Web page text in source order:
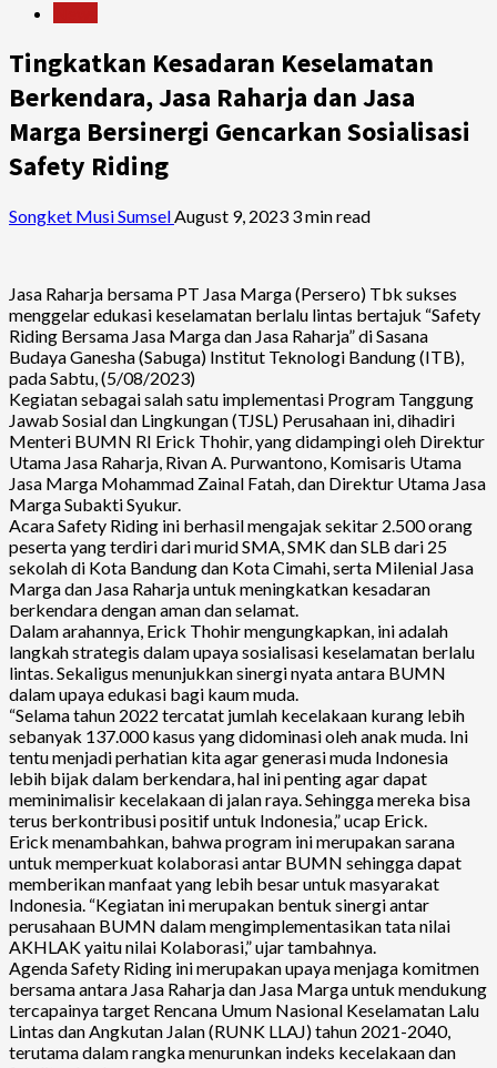
Tingkatkan Kesadaran Keselamatan
Berkendara, Jasa Raharja dan Jasa
Marga Bersinergi Gencarkan Sosialisasi
Safety Riding
Songket Musi SumselAugust 9, 2023 3 min read
Jasa Raharja bersama PT Jasa Marga (Persero) Tbk sukses
menggelar edukasi keselamatan berlalu lintas bertajuk “Safety
Riding Bersama Jasa Marga dan Jasa Raharja” di Sasana
Budaya Ganesha (Sabuga) Institut Teknologi Bandung (ITB),
pada Sabtu, (5/08/2023)
Kegiatan sebagai salah satu implementasi Program Tanggung
Jawab Sosial dan Lingkungan (TJSL) Perusahaan ini, dihadiri
Menteri BUMN RI Erick Thohir, yang didampingi oleh Direktur
Utama Jasa Raharja, Rivan A. Purwantono, Komisaris Utama
Jasa Marga Mohammad Zainal Fatah, dan Direktur Utama Jasa
Marga Subakti Syukur.
Acara Safety Riding ini berhasil mengajak sekitar 2.500 orang
peserta yang terdiri dari murid SMA, SMK dan SLB dari 25
sekolah di Kota Bandung dan Kota Cimahi, serta Milenial Jasa
Marga dan Jasa Raharja untuk meningkatkan kesadaran
berkendara dengan aman dan selamat.
Dalam arahannya, Erick Thohir mengungkapkan, ini adalah
langkah strategis dalam upaya sosialisasi keselamatan berlalu
lintas. Sekaligus menunjukkan sinergi nyata antara BUMN
dalam upaya edukasi bagi kaum muda.
“Selama tahun 2022 tercatat jumlah kecelakaan kurang lebih
sebanyak 137.000 kasus yang didominasi oleh anak muda. Ini
tentu menjadi perhatian kita agar generasi muda Indonesia
lebih bijak dalam berkendara, hal ini penting agar dapat
meminimalisir kecelakaan di jalan raya. Sehingga mereka bisa
terus berkontribusi positif untuk Indonesia,” ucap Erick.
Erick menambahkan, bahwa program ini merupakan sarana
untuk memperkuat kolaborasi antar BUMN sehingga dapat
memberikan manfaat yang lebih besar untuk masyarakat
Indonesia. “Kegiatan ini merupakan bentuk sinergi antar
perusahaan BUMN dalam mengimplementasikan tata nilai
AKHLAK yaitu nilai Kolaborasi,” ujar tambahnya.
Agenda Safety Riding ini merupakan upaya menjaga komitmen
bersama antara Jasa Raharja dan Jasa Marga untuk mendukung
tercapainya target Rencana Umum Nasional Keselamatan Lalu
Lintas dan Angkutan Jalan (RUNK LLAJ) tahun 2021-2040,
terutama dalam rangka menurunkan indeks kecelakaan dan